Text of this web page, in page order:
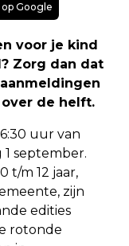
Google
voor je kind
Zorg dan dat
de helft.
uur van
september.
t/m 12 jaar,
zijn
edities
rotonde